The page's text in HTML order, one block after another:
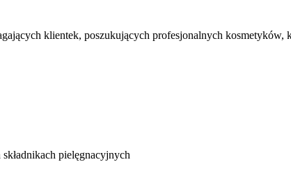
klientek, poszukujących profesjonalnych kosmetyków,
pielęgnacyjnych